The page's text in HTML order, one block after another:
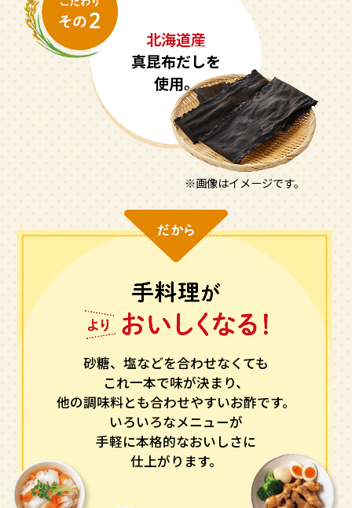
お酢を知ろう！
すしラボ
ぽん酢サワー
納豆の豆知識
鍋奉行マニュアル
各部門が大切にしていること
おいしさと健康への取り組み
キッザニア東京「ぽん酢工房」
お問い合わせ
地図から取り扱い店舗を探す
ミツカン公式通販
業務用サイト ミツカングループについて 製造所固有記号一覧
北海道産
真昆布だしを
使用。
※画像はイメージです。
砂糖、塩などを合わせなくても
これ一本で味が決まり、
他の調味料とも合わせやすいお酢です。
いろいろなメニューが
手軽に本格的なおいしさに
仕上がります。